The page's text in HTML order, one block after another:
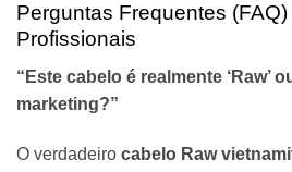
Perguntas Frequentes
Profissionais
“Este cabelo é realmente ‘Raw’
marketing?”
O verdadeiro cabelo Raw